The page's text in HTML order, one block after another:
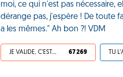
moi, ce qui n'est pas nécessaire,
dérange pas, j'espère ! De toute
a les mêmes." Ah bon ?! VDM
JE VALIDE, C'EST UNE VDM 67 269